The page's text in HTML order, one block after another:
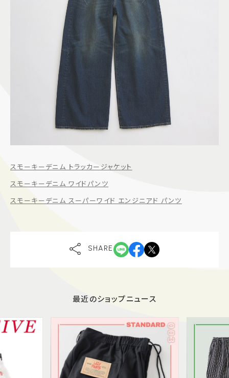
スモーキーデニム トラッカージャケット
スモーキーデニム ワイドパンツ
スモーキーデニム スーパーワイド エンジニアド パンツ
SHARE
最近のショップニュース